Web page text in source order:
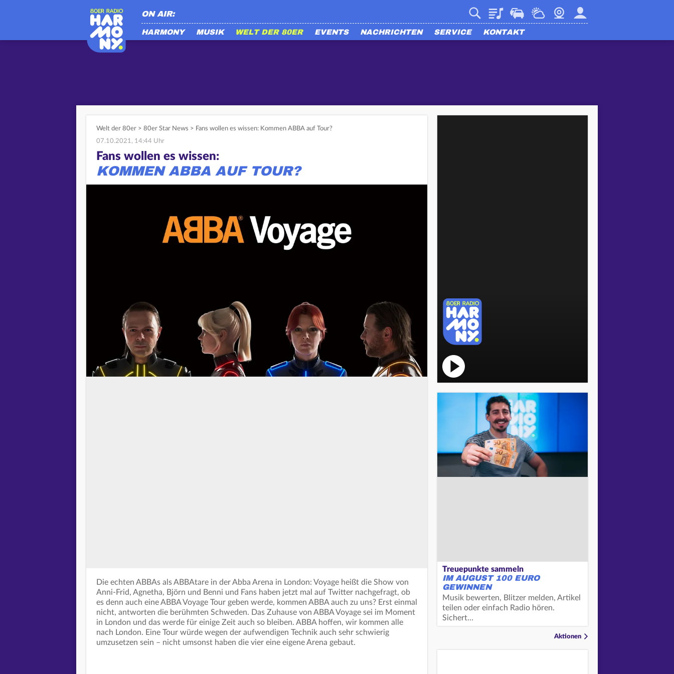
ON AIR: PlaylistVerkehrWetterWebcamMein harmony
HARMONY MUSIK WELT DER 80ER EVENTS NACHRICHTEN SERVICE KONTAKT
Welt der 80er > 80er Star News > Fans wollen es wissen: Kommen ABBA auf Tour?
07.10.2021, 14:44 Uhr
Fans wollen es wissen:
KOMMEN ABBA AUF TOUR?
Die echten ABBAs als ABBAtare in der Abba Arena in London: Voyage heißt die Show von
Anni-Frid, Agnetha, Björn und Benni und Fans haben jetzt mal auf Twitter nachgefragt, ob
es denn auch eine ABBA Voyage Tour geben werde, kommen ABBA auch zu uns? Erst einmal
nicht, antworten die berühmten Schweden. Das Zuhause von ABBA Voyage sei im Moment
in London und das werde für einige Zeit auch so bleiben. ABBA hoffen, wir kommen alle
nach London. Eine Tour würde wegen der aufwendigen Technik auch sehr schwierig
umzusetzen sein – nicht umsonst haben die vier eine eigene Arena gebaut.
Treuepunkte sammeln
IM AUGUST 100 EURO
GEWINNEN
Musik bewerten, Blitzer melden, Artikel
teilen oder einfach Radio hören.
Sichert…
Aktionen